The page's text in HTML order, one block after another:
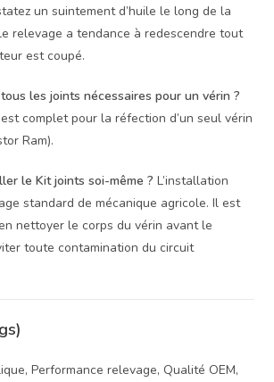
un suintement d’huile le long de la
relevage a tendance à redescendre tout
est coupé.
les joints nécessaires pour un vérin ?
complet pour la réfection d’un seul vérin
Ram).
le Kit joints soi-même ? L’installation
standard de mécanique agricole. Il est
nettoyer le corps du vérin avant le
toute contamination du circuit
Performance relevage, Qualité OEM,